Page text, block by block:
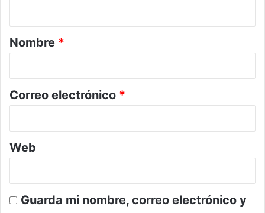
r
i
*
Nombre *
Correo electrónico *
Web
Guarda mi nombre, correo electrónico y